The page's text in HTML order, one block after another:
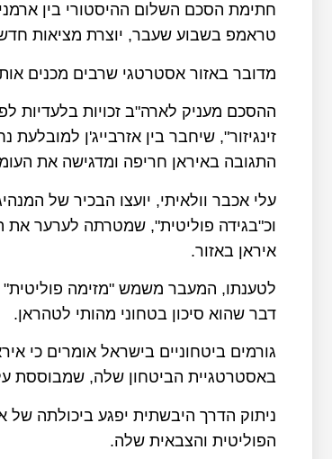
חתימת הסכם השלום ההיסטורי בין
טראמפ בשבוע שעבר, יוצרת מציאות
מדובר באזור אסטרטגי שרבים מכנים
ההסכם מעניק לארה"ב זכויות בלעדיות
זינגיזור", שיחבר בין אזרבייג'ן
התגובה באיראן חריפה ומדגישה את
עלי אכבר וולאיתי, יועצו הבכיר של
וכ"בגידה פוליטית", שמטרתה לערער
איראן באזור.
לטענתו, המעבר משמש "מזימה
דבר שהוא סיכון בטחוני מהותי לטהראן.
גורמים ביטחוניים בישראל אומרים כי
באסטרטגיית הביטחון שלה, שמבוססת
ניתוק הדרך היבשתית יפגע ביכולתה של
הפוליטית והצבאית שלה.